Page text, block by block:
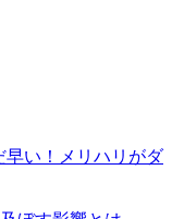
早い！メリハリがダ